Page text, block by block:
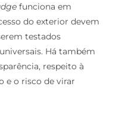
funciona em
do exterior devem
testados
Há também
respeito à
e o risco de virar